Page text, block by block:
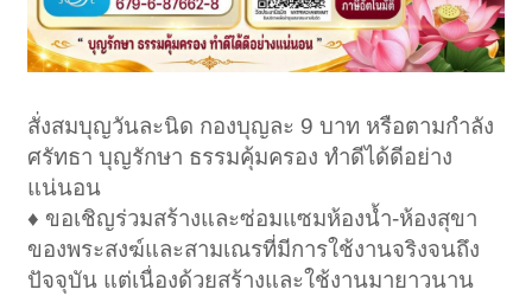
สั่งสมบุญวันละนิด กองบุญละ 9 บาท หรือตามกำลัง
ศรัทธา บุญรักษา ธรรมคุ้มครอง ทำดีได้ดีอย่าง
แน่นอน
♦️ ขอเชิญร่วมสร้างและซ่อมแซมห้องน้ำ-ห้องสุขา
ของพระสงฆ์และสามเณรที่มีการใช้งานจริงจนถึง
ปัจจุบัน แต่เนื่องด้วยสร้างและใช้งานมายาวนาน